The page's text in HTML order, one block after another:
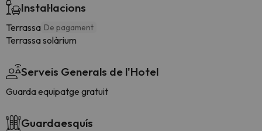
Instal·lacions
Terrassa De pagament
Terrassa solàrium
Serveis Generals de l'Hotel
Guarda equipatge gratuit
Guardaesquís